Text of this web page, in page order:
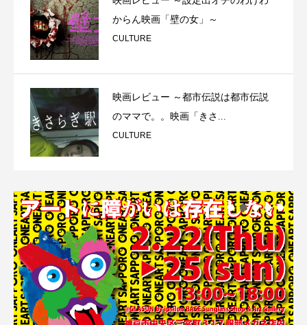
からん映画「壁の女」～
CULTURE
映画レビュー ～都市伝説は都市伝説
のママで。。映画「きさ...
CULTURE